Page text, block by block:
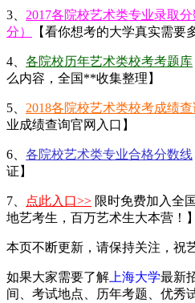
3、 2017各院校艺术类专业录取
分）
【看你想考的大学真实需要
4、 各院校历年艺术类校考考题库
么内容，全国**收集整理】
5、 2018各院校艺术类校考成绩查
业成绩查询官网入口】
6、 各院校艺术类专业合格分数线
证】
7、 点此入口>> 限时免费加入全
地艺考生，百万艺术生大本营！】
本页不断更新，请保持关注，祝
如果大家需要了解 上海大学最新
间、考试地点、历年考题、优秀